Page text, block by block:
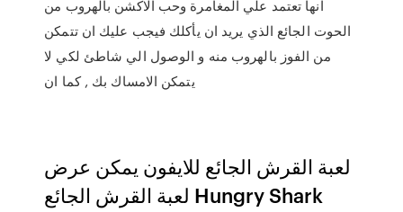
انها تعتمد علي المغامرة وحب الاكشن بالهروب من
الحوت الجائع الذي يريد ان يأكلك فيجب عليك ان تتمكن
من الفوز بالهروب منه و الوصول الي شاطئ لكي لا
يتمكن الامساك بك , كما ان
لعبة القرش الجائع للايفون يمكن عرض
لعبة القرش الجائع Hungry Shark